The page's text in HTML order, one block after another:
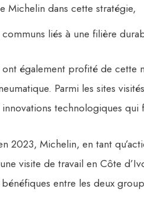
Michelin dans cette stratégie,
communs liés à une filière
ont également profité de cette
Parmi les sites
technologiques qui
2023, Michelin, en tant
visite de travail en Côte
entre les deux